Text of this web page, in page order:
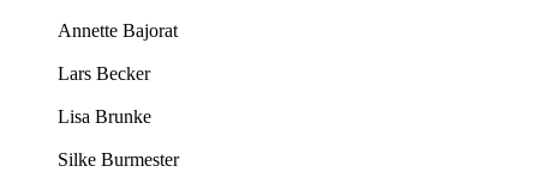
Annette Bajorat
Lars Becker
Lisa Brunke
Silke Burmester